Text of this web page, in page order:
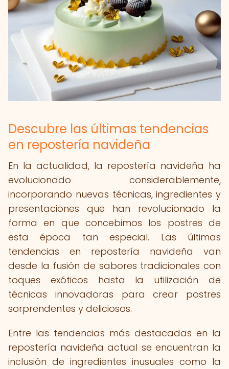
Descubre las últimas tendencias
en repostería navideña
En la actualidad, la repostería navideña ha
evolucionado considerablemente,
incorporando nuevas técnicas, ingredientes y
presentaciones que han revolucionado la
forma en que concebimos los postres de
esta época tan especial. Las últimas
tendencias en repostería navideña van
desde la fusión de sabores tradicionales con
toques exóticos hasta la utilización de
técnicas innovadoras para crear postres
sorprendentes y deliciosos.
Entre las tendencias más destacadas en la
repostería navideña actual se encuentran la
inclusión de ingredientes inusuales como la